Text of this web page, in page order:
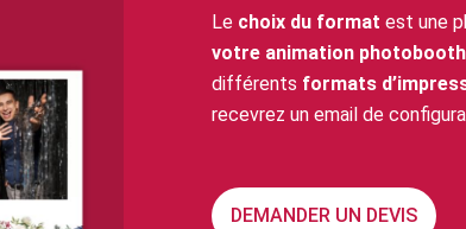
Le choix du format est une
votre animation photobooth
différents formats
recevrez un email de
DEMANDER UN DEVIS